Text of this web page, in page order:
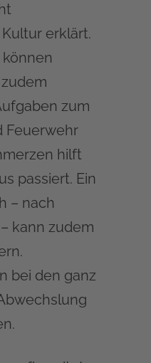
erklärt.
zum
Feuerwehr
hilft
passiert. Ein
– nach
kann zudem
bei den ganz